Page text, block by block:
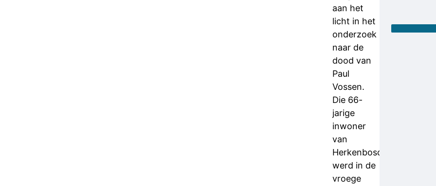
aan het
licht in het
onderzoek
naar de
dood van
Paul
Vossen.
Die 66-
jarige
inwoner
van
Herkenbosch
werd in de
vroege